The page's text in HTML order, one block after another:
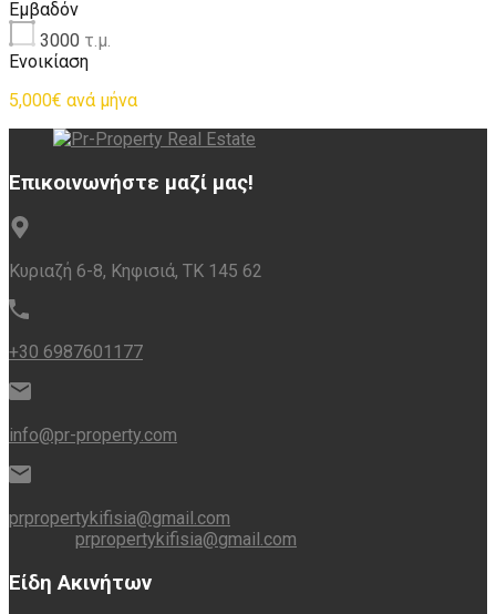
Εμβαδόν
3000 τ.μ.
Ενοικίαση
5,000€ ανά μήνα
Επικοινωνήστε μαζί μας!
Κυριαζή 6-8, Κηφισιά, ΤΚ 145 62
+30 6987601177
info@pr-property.com
prpropertykifisia@gmail.com
prpropertykifisia@gmail.com
Είδη Ακινήτων